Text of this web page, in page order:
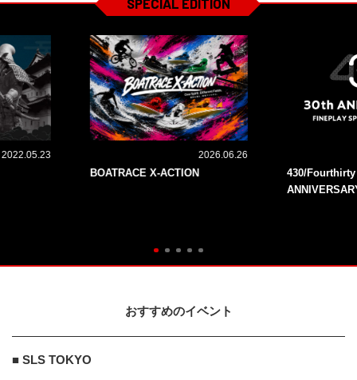
SPECIAL EDITION
2022.05.23 2026.06.26
BOATRACE X-ACTION
430/
おすすめのイベント
■ SLS TOKYO